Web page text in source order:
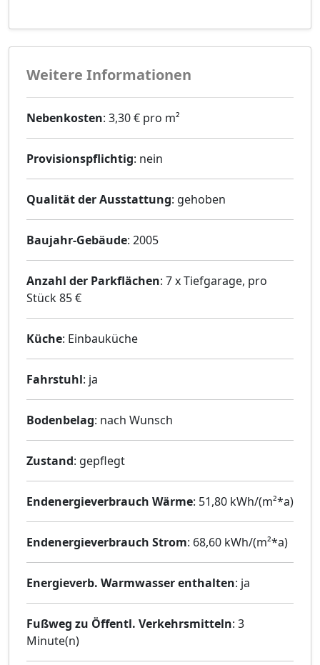
Weitere Informationen
Nebenkosten: 3,30 € pro m²
Provisionspflichtig: nein
Qualität der Ausstattung: gehoben
Baujahr-Gebäude: 2005
Anzahl der Parkflächen: 7 x Tiefgarage, pro
Stück 85 €
Küche: Einbauküche
Fahrstuhl: ja
Bodenbelag: nach Wunsch
Zustand: gepflegt
Endenergieverbrauch Wärme: 51,80 kWh/(m²*a)
Endenergieverbrauch Strom: 68,60 kWh/(m²*a)
Energieverb. Warmwasser enthalten: ja
Fußweg zu Öffentl. Verkehrsmitteln: 3
Minute(n)